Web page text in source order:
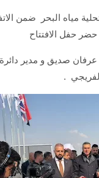
مياه البحر ضمن
حفل الافتتاح
صديق و مدير دائرة
.